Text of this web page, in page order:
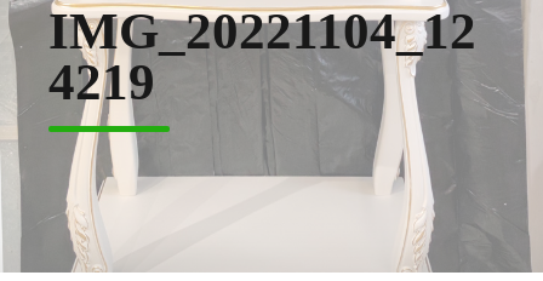
IMG_20221104_12
4219